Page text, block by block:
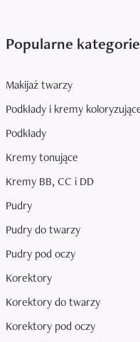
Popularne
Makijaż twarzy
Podkłady i kremy
Podkłady
Kremy tonujące
Kremy BB, CC i DD
Pudry
Pudry do twarzy
Pudry pod oczy
Korektory
Korektory do twarzy
Korektory pod oczy